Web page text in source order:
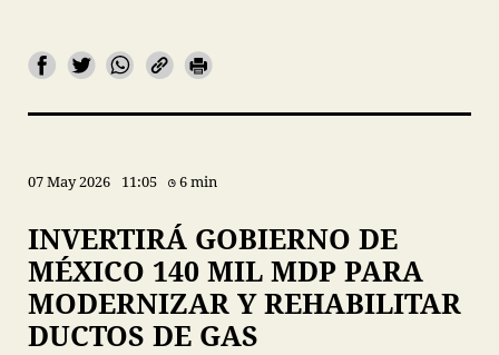
07 May 2026 11:05 6 min
INVERTIRÁ GOBIERNO DE
MÉXICO 140 MIL MDP PARA
MODERNIZAR Y REHABILITAR
DUCTOS DE GAS